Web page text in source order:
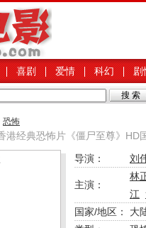
喜剧 爱情 科幻 剧
恐怖
港经典恐怖片《僵尸至尊》HD
导演：
刘
主演：
林
江
国家/地区：
大